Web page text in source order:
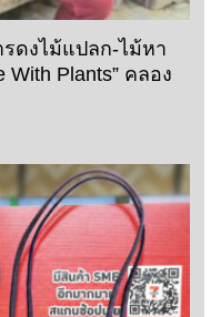
ดงไม้แปลก-ไม้หา
Plants” คลอง